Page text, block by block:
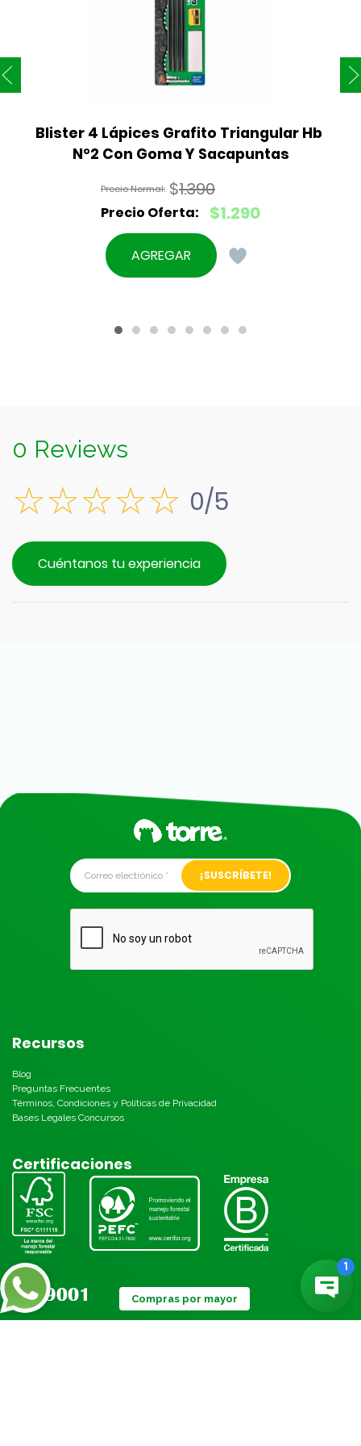
Blister 4 Lápices Grafito Triangular Hb
N°2 Con Goma Y Sacapuntas
$1.390
El
precio
original
$1.290
El
precio
actual
AGREGAR
0 Reviews
0/5
Cuéntanos tu experiencia
Alternative:
Recursos
Blog
Preguntas Frecuentes
Términos, Condiciones y Políticas de Privacidad
Bases Legales Concursos
Certificaciones
Compras por mayor